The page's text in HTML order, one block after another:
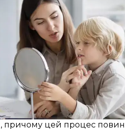
, причому цей процес